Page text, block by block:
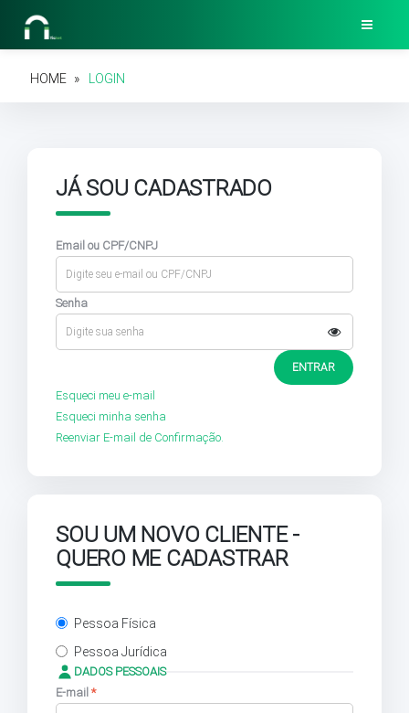
HOME LOGIN
JÁ SOU CADASTRADO
Email ou CPF/CNPJ
Senha
ENTRAR
Esqueci meu e-mail
Esqueci minha senha
Reenviar E-mail de Confirmação.
SOU UM NOVO CLIENTE -
QUERO ME CADASTRAR
Pessoa Física
Pessoa Jurídica
DADOS PESSOAIS
E-mail *